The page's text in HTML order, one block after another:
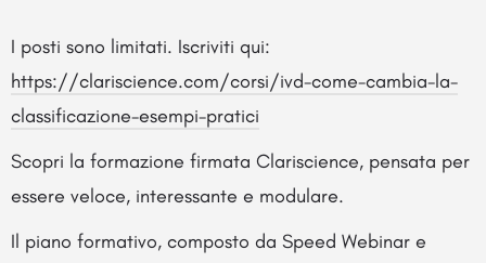
I posti sono limitati. Iscriviti qui:
https://clariscience.com/corsi/ivd-come-cambia-la-
classificazione-esempi-pratici
Scopri la formazione firmata Clariscience, pensata per
essere veloce, interessante e modulare.
Il piano formativo, composto da Speed Webinar e